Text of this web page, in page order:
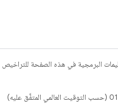
البرمجية في هذه الصفحة